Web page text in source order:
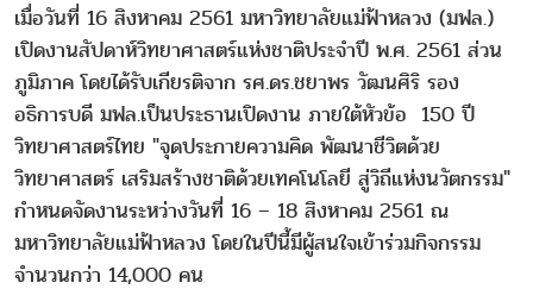
เมื่อวันที่ 16 สิงหาคม 2561 มหาวิทยาลัยแม่ฟ้าหลวง (มฟล.)
เปิดงานสัปดาห์วิทยาศาสตร์แห่งชาติประจำปี พ.ศ. 2561 ส่วน
ภูมิภาค โดยได้รับเกียรติจาก รศ.ดร.ชยาพร วัฒนศิริ รอง
อธิการบดี มฟล.เป็นประธานเปิดงาน ภายใต้หัวข้อ 150 ปี
วิทยาศาสตร์ไทย "จุดประกายความคิด พัฒนาชีวิตด้วย
วิทยาศาสตร์ เสริมสร้างชาติด้วยเทคโนโลยี สู่วิถีแห่งนวัตกรรม"
กำหนดจัดงานระหว่างวันที่ 16 – 18 สิงหาคม 2561 ณ
มหาวิทยาลัยแม่ฟ้าหลวง โดยในปีนี้มีผู้สนใจเข้าร่วมกิจกรรม
จำนวนกว่า 14,000 คน